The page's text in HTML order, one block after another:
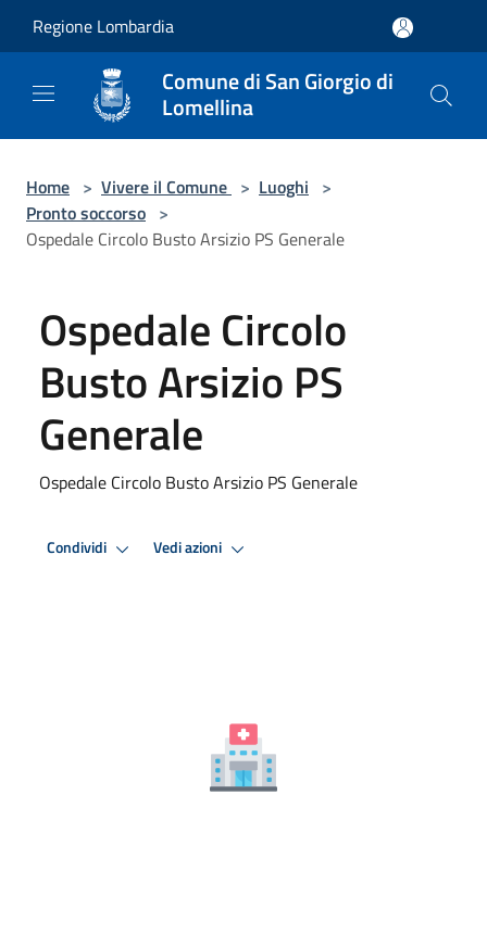
Regione Lombardia
Comune di San Giorgio di
Lomellina
Home > Vivere il Comune > Luoghi >
Pronto soccorso >
Ospedale Circolo Busto Arsizio PS Generale
Ospedale Circolo
Busto Arsizio PS
Generale
Ospedale Circolo Busto Arsizio PS Generale
Condividi Vedi azioni